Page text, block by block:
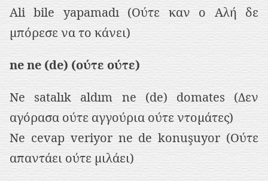
Ali bile yapamadı (Ούτε καν ο Αλή δε
μπόρεσε να το κάνει)
ne ne (de) (ούτε ούτε)
Ne satalık aldım ne (de) domates (Δεν
αγόρασα ούτε αγγούρια ούτε ντομάτες)
Ne cevap veriyor ne de konuşuyor (Ούτε
απαντάει ούτε μιλάει)